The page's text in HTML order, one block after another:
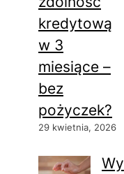
kredytową
w 3
miesiące –
bez
pożyczek?
29 kwietnia, 2026
Wy